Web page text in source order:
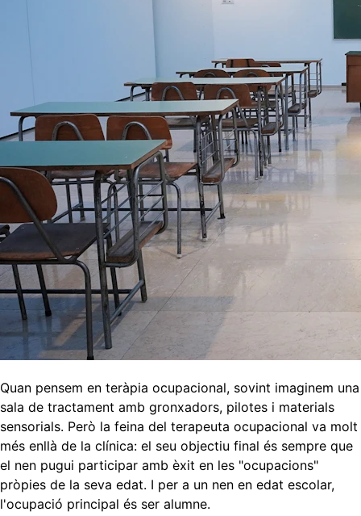
Quan pensem en teràpia ocupacional, sovint imaginem una
sala de tractament amb gronxadors, pilotes i materials
sensorials. Però la feina del terapeuta ocupacional va molt
més enllà de la clínica: el seu objectiu final és sempre que
el nen pugui participar amb èxit en les "ocupacions"
pròpies de la seva edat. I per a un nen en edat escolar,
l'ocupació principal és ser alumne.